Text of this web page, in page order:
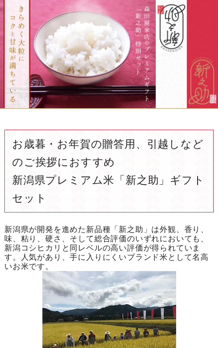
お歳暮・お年賀の贈答用、引越しなど
のご挨拶におすすめ
新潟県プレミアム米「新之助」ギフト
セット
新潟県が開発を進めた新品種「新之助」は外観、香り、
味、粘り、硬さ、そして総合評価のいずれにおいても、
新潟コシヒカリと同レベルの高い評価が得られていま
す。人気があり、手に入りにくいブランド米として名高
いお米です。